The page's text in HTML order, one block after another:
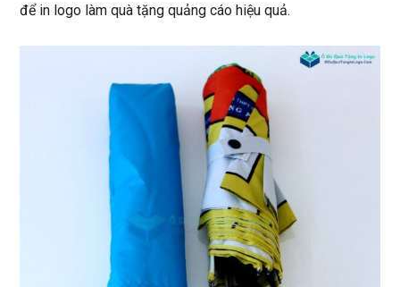
để in logo làm quà tặng quảng cáo hiệu quả.